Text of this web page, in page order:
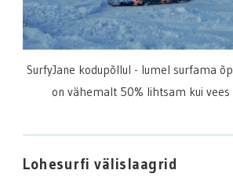
SurfyJane kodupõllul - lumel surfama
on vähemalt 50% lihtsam kui vees
Lohesurfi välislaagrid